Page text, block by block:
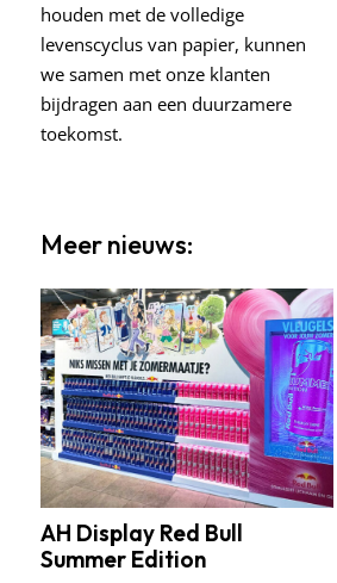
houden met de volledige
levenscyclus van papier, kunnen
we samen met onze klanten
bijdragen aan een duurzamere
toekomst.
Meer nieuws:
AH
Display
Red
Bull
Summer
Edition
AH Display Red Bull
Summer Edition